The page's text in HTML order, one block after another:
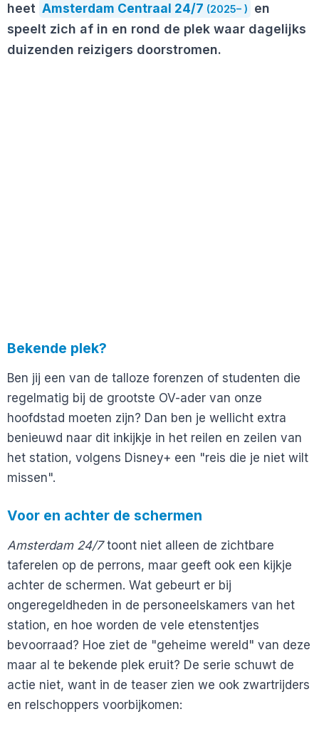
heet Amsterdam Centraal 24/7 (2025– )
en
speelt zich af in en rond de plek waar dagelijks
duizenden reizigers doorstromen.
Bekende plek?
Ben jij een van de talloze forenzen of studenten die
regelmatig bij de grootste OV-ader van onze
hoofdstad moeten zijn? Dan ben je wellicht extra
benieuwd naar dit inkijkje in het reilen en zeilen van
het station, volgens Disney+ een "reis die je niet wilt
missen".
Voor en achter de schermen
Amsterdam 24/7toont niet alleen de zichtbare
taferelen op de perrons, maar geeft ook een kijkje
achter de schermen. Wat gebeurt er bij
ongeregeldheden in de personeelskamers van het
station, en hoe worden de vele etenstentjes
bevoorraad? Hoe ziet de "geheime wereld" van deze
maar al te bekende plek eruit? De serie schuwt de
actie niet, want in de teaser zien we ook zwartrijders
en relschoppers voorbijkomen: